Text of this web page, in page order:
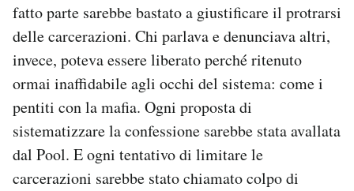
fatto parte sarebbe bastato a giustificare il protrarsi
delle carcerazioni. Chi parlava e denunciava altri,
invece, poteva essere liberato perché ritenuto
ormai inaffidabile agli occhi del sistema: come i
pentiti con la mafia. Ogni proposta di
sistematizzare la confessione sarebbe stata avallata
dal Pool. E ogni tentativo di limitare le
carcerazioni sarebbe stato chiamato colpo di